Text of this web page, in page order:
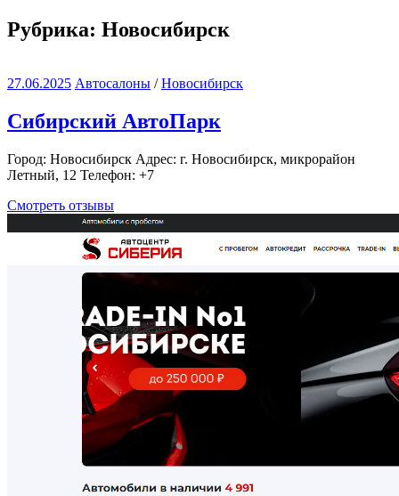
Рубрика: Новосибирск
27.06.2025 Автосалоны /Новосибирск
Сибирский АвтоПарк
Город: Новосибирск Адрес: г. Новосибирск, микрорайон
Летный, 12 Телефон: +7
Смотреть отзывы